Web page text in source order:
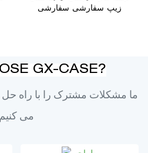
زیپ سفارشی سفارشی
GX-CASE?
ما مشکلات مشترک را با راه
می کنیم